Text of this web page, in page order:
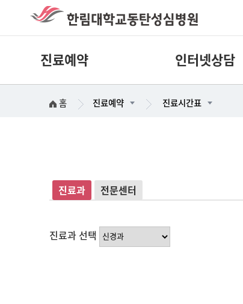
진료예약 인터넷상담
홈 진료예약 진료시간표
진료과 전문센터
진료과 선택